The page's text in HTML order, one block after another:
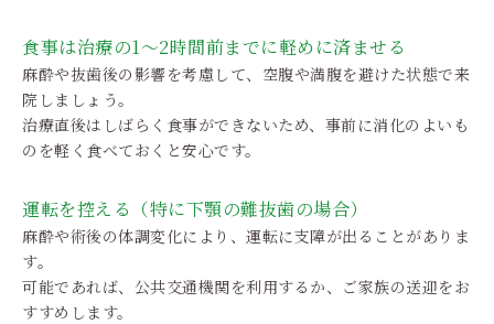
食事は治療の1〜2時間前までに軽めに済ませる
麻酔や抜歯後の影響を考慮して、空腹や満腹を避けた状態で来
院しましょう。
治療直後はしばらく食事ができないため、事前に消化のよいも
のを軽く食べておくと安心です。
運転を控える（特に下顎の難抜歯の場合）
麻酔や術後の体調変化により、運転に支障が出ることがありま
す。
可能であれば、公共交通機関を利用するか、ご家族の送迎をお
すすめします。